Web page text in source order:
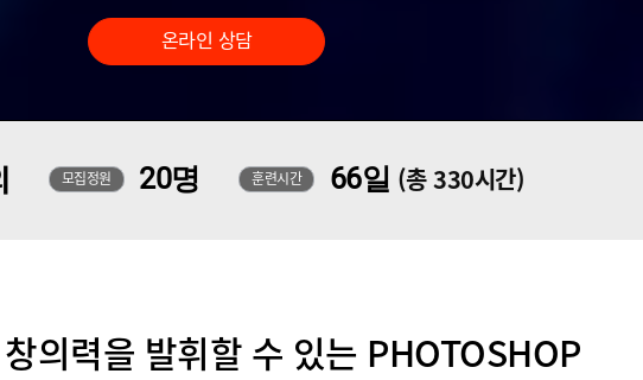
온라인 상담
모집정원 20명 훈련시간 66일 (총 330시간)
의력을 발휘할 수 있는 PHOTOSHOP